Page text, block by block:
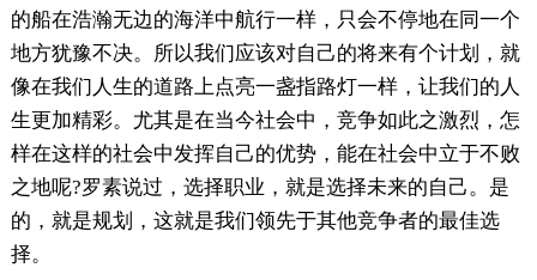
的船在浩瀚无边的海洋中航行一样，只会不停地在同一个
地方犹豫不决。所以我们应该对自己的将来有个计划，就
像在我们人生的道路上点亮一盏指路灯一样，让我们的人
生更加精彩。尤其是在当今社会中，竞争如此之激烈，怎
样在这样的社会中发挥自己的优势，能在社会中立于不败
之地呢?罗素说过，选择职业，就是选择未来的自己。是
的，就是规划，这就是我们领先于其他竞争者的最佳选
择。